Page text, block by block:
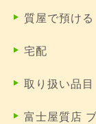
質屋で預ける
宅配
取り扱い品目
富士屋質店